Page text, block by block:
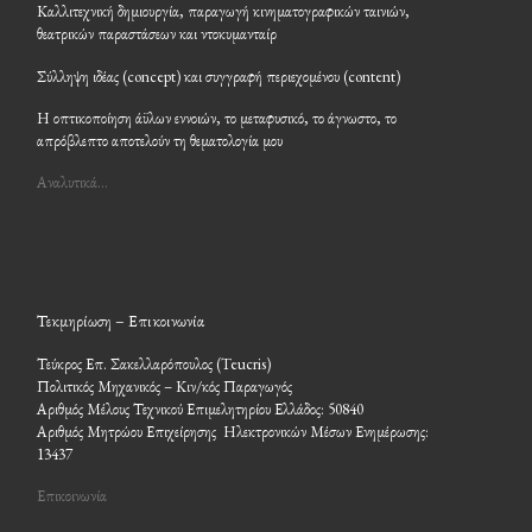
Καλλιτεχνική δημιουργία, παραγωγή κινηματογραφικών ταινιών,
θεατρικών παραστάσεων και ντοκυμανταίρ
Σύλληψη ιδέας (concept) και συγγραφή περιεχομένου (content)
Η οπτικοποίηση άϋλων εννοιών, το μεταφυσικό, το άγνωστο, το
απρόβλεπτο αποτελούν τη θεματολογία μου
Αναλυτικά…
Τεκμηρίωση – Επικοινωνία
Τεύκρος Επ. Σακελλαρόπουλος (Teucris)
Πολιτικός Μηχανικός – Κιν/κός Παραγωγός
Αριθμός Μέλους Τεχνικού Επιμελητηρίου Ελλάδος: 50840
Αριθμός Μητρώου Επιχείρησης Ηλεκτρονικών Μέσων Ενημέρωσης:
13437
Επικοινωνία